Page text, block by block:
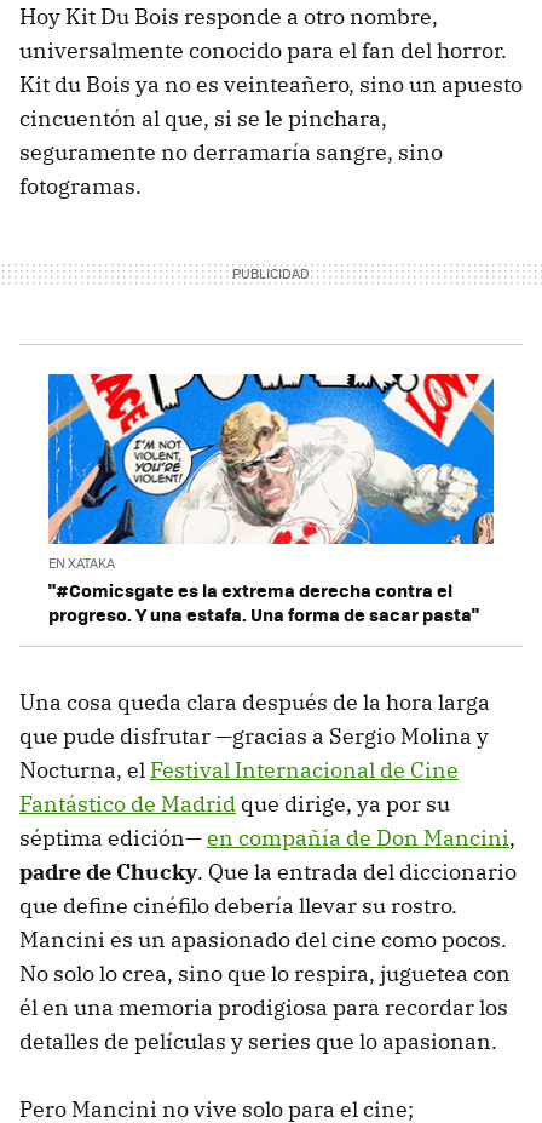
Hoy Kit Du Bois responde a otro nombre,
universalmente conocido para el fan del horror.
Kit du Bois ya no es veinteañero, sino un apuesto
cincuentón al que, si se le pinchara,
seguramente no derramaría sangre, sino
fotogramas.
EN XATAKA
"#Comicsgate es la extrema derecha contra el
progreso. Y una estafa. Una forma de sacar pasta"
Una cosa queda clara después de la hora larga
que pude disfrutar —gracias a Sergio Molina y
Nocturna, el Festival Internacional de Cine
Fantástico de Madrid que dirige, ya por su
séptima edición—en compañía de Don Mancini,
padre de Chucky. Que la entrada del diccionario
que define cinéfilo debería llevar su rostro.
Mancini es un apasionado del cine como pocos.
No solo lo crea, sino que lo respira, juguetea con
él en una memoria prodigiosa para recordar los
detalles de películas y series que lo apasionan.
Pero Mancini no vive solo para el cine;